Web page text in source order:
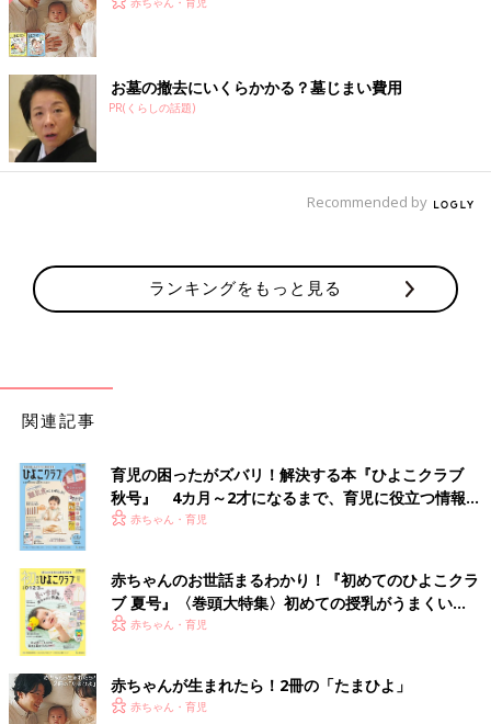
お墓の撤去にいくらかかる？墓じまい費用
PR(くらしの話題)
Recommended by
ランキングをもっと見る
関連記事
育児の困ったがズバリ！解決する本『ひよこクラブ
秋号』 4カ月～2才になるまで、育児に役立つ情報が
いっぱい！
赤ちゃん・育児
赤ちゃんのお世話まるわかり！『初めてのひよこクラ
ブ 夏号』〈巻頭大特集〉初めての授乳がうまくい
く！ おっぱい・ミルクの基本と夏のトラブル 解決テ
赤ちゃん・育児
赤ちゃんが生まれたら！2冊の「たまひよ」
赤ちゃん・育児